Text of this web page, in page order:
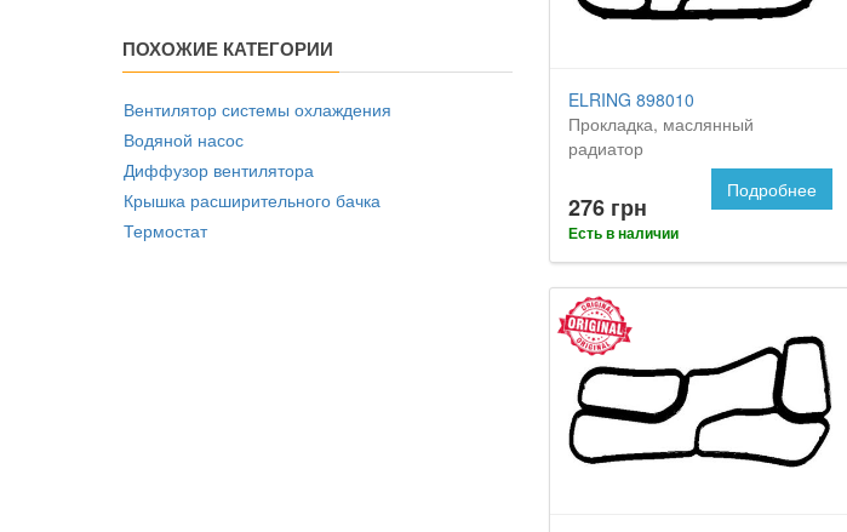
ПОХОЖИЕ КАТЕГОРИИ
Вентилятор системы охлаждения
Водяной насос
Диффузор вентилятора
Крышка расширительного бачка
Термостат
ELRING 898010
Прокладка, маслянный
радиатор
276 грн
Есть в наличии
Подробнее